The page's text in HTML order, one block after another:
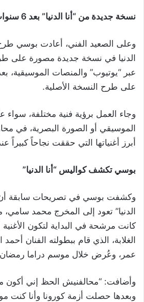
نسخة جديدة من “أنا الدنيا” بعد 6 سنوات
وعلى الصعيد الفني، أعادت بوسي طرح
الدنيا في نسخة جديدة مصورة على
عبر “يوتيوب” والمنصات
على طرح النسخة الأصلية.
وجاء العمل برؤية فنية مختلفة، سواء
الموسيقي أو الصورة البصرية، في
أبرز أغنياتها التي حققت نجاحاً كبيراً
بوسي تكشف كواليس “أنا الدنيا”
وكشفت بوسي في تصريحات سابقة أن
الدنيا” تعود إلى المخرج محمد سامي،
كانت مرشحة في البداية لتكون
الغلابة، الذي قام ببطولته الفنان
عمر، وعُرض خلال موسم دراما رمضان 2019.
وأضافت: “محالفنيش الحظ إني أكون
وبعدها حصلت أزمة كورونا وأنا كنت